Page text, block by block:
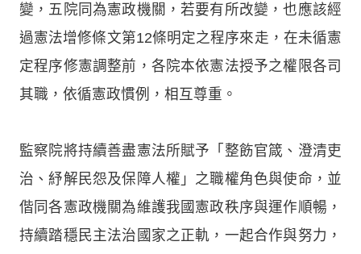
變，五院同為憲政機關，若要有所改變，也應該經
過憲法增修條文第12條明定之程序來走，在未循憲
定程序修憲調整前，各院本依憲法授予之權限各司
其職，依循憲政慣例，相互尊重。
監察院將持續善盡憲法所賦予「整飭官箴、澄清吏
治、紓解民怨及保障人權」之職權角色與使命，並
偕同各憲政機關為維護我國憲政秩序與運作順暢，
持續踏穩民主法治國家之正軌，一起合作與努力，